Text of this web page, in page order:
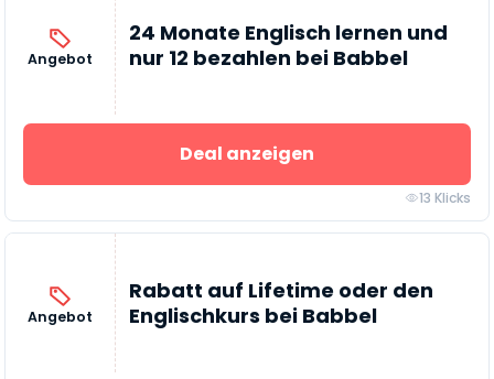
Angebot
24 Monate Englisch lernen und
nur 12 bezahlen bei Babbel
Deal anzeigen
13 Klicks
Angebot
Rabatt auf Lifetime oder den
Englischkurs bei Babbel